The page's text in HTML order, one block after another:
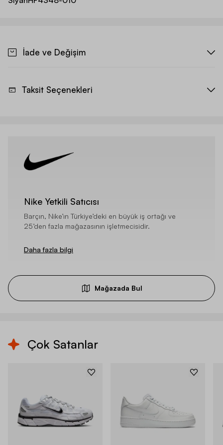
İade ve Değişim
Taksit Seçenekleri
Nike Yetkili Satıcısı
Barçın, Nike’ın Türkiye’deki en büyük iş ortağı ve
25’den fazla mağazasının işletmecisidir.
Daha fazla bilgi
Mağazada Bul
Çok Satanlar